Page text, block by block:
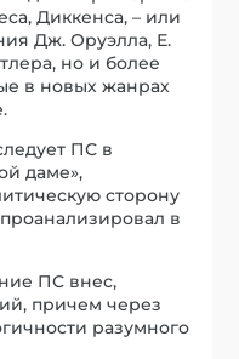
ПС в
даме»,
сторону
в
ПС внес,
причем через
разумного
в литературе
где
комических